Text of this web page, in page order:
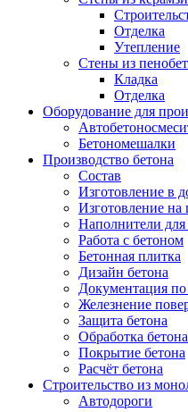
Отделка
Утепление
Стены из
Кладка
Отделка
Оборудование для
Бетономешалки
Производство бетона
Состав
Изготовление в
Изготовление на
Наполнители для
Работа с бетоном
Бетонная плитка
Дизайн бетона
Документация по
Железнение
Защита бетона
Обработка бетона
Покрытие бетона
Расчёт бетона
Строительство из
Автодороги